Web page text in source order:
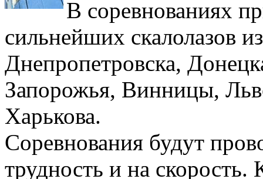
В соревнованиях
сильнейших скалолазов
Днепропетровска,
Запорожья, Винницы,
Харькова.
Соревнования будут
трудность и на